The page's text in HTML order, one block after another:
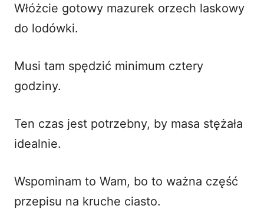
Włóżcie gotowy mazurek orzech laskowy
do lodówki.
Musi tam spędzić minimum cztery
godziny.
Ten czas jest potrzebny, by masa stężała
idealnie.
Wspominam to Wam, bo to ważna część
przepisu na kruche ciasto.